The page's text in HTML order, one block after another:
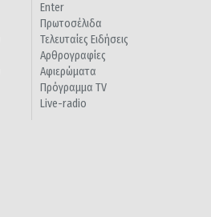
Enter
Πρωτοσέλιδα
Τελευταίες Ειδήσεις
Αρθρογραφίες
Αφιερώματα
Πρόγραμμα TV
Live-radio